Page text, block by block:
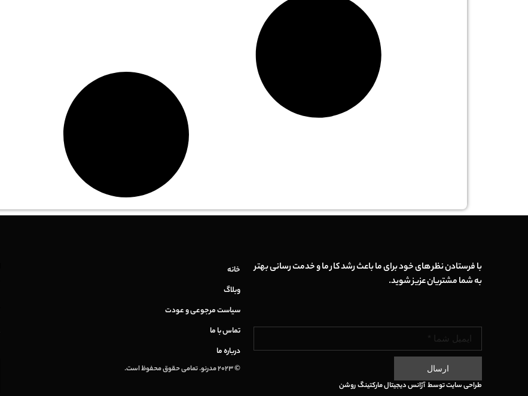
با فرستادن نظر های خود برای ما باعث رشد کار ما و خدمت رسانی بهتر
به شما مشتریان عزیز شوید.
ارسال
طراحی سایتتوسطآژانس دیجیتال مارکتینگروشن
خانه
وبلاگ
سیاست مرجوعی و عودت
تماس با ما
درباره ما
© 2023 مدرنو. تمامی حقوق محفوظ است.